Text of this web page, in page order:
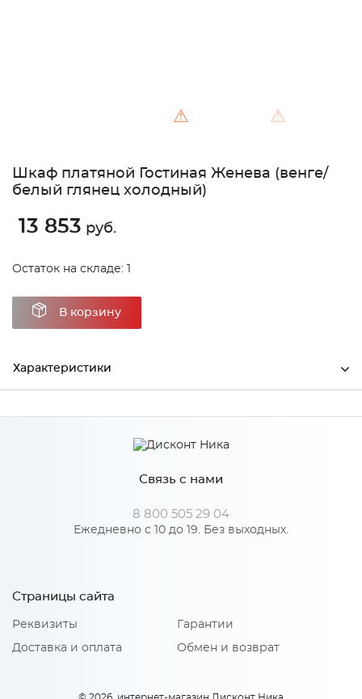
⚠ ⚠
Шкаф платяной Гостиная Женева (венге/
белый глянец холодный)
13 853 руб.
Остаток на складе: 1
В корзину
Характеристики
Производитель МиФ
Венге/Белый глянец
Количество упаковок: 3
Связь с нами
8 800 505 29 04
Ежедневно с 10 до 19. Без выходных.
Страницы сайта
Реквизиты
Доставка и оплата
Гарантии
Обмен и возврат